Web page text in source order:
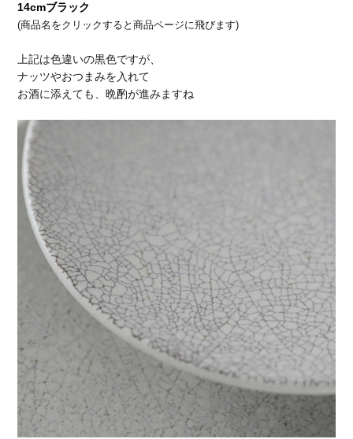
14cmブラック
(商品名をクリックすると商品ページに飛びます)
上記は色違いの黒色ですが、
ナッツやおつまみを入れて
お酒に添えても、晩酌が進みますね